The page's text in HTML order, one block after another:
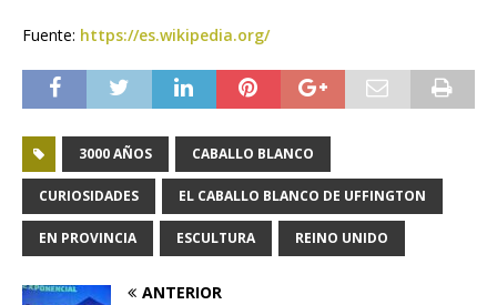
Fuente: https://es.wikipedia.org/
3000 AÑOS CABALLO BLANCO
CURIOSIDADES EL CABALLO BLANCO DE UFFINGTON
EN PROVINCIA ESCULTURA REINO UNIDO
ANTERIOR